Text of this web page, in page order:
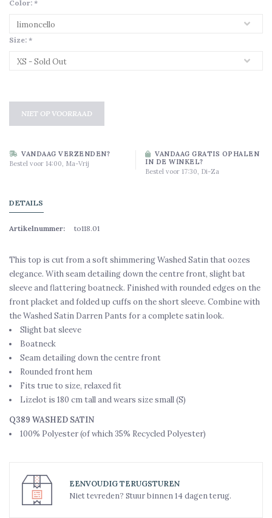
Color: *
Size: *
NIET OP VOORRAAD
VANDAAG VERZENDEN?
Bestel voor 14:00, Ma-Vrij
VANDAAG GRATIS OPHALEN
IN DE WINKEL?
Bestel voor 17:30, Di-Za
DETAILS
Artikelnummer: to118.01
This top is cut from a soft shimmering Washed Satin that oozes
elegance. With seam detailing down the centre front, slight bat
sleeve and flattering boatneck. Finished with rounded edges on the
front placket and folded up cuffs on the short sleeve. Combine with
the Washed Satin Darren Pants for a complete satin look.
Slight bat sleeve
Boatneck
Seam detailing down the centre front
Rounded front hem
Fits true to size, relaxed fit
Lizelot is 180 cm tall and wears size small (S)
Q389 WASHED SATIN
100% Polyester (of which 35% Recycled Polyester)
EENVOUDIG TERUGSTUREN
Niet tevreden? Stuur binnen 14 dagen terug.